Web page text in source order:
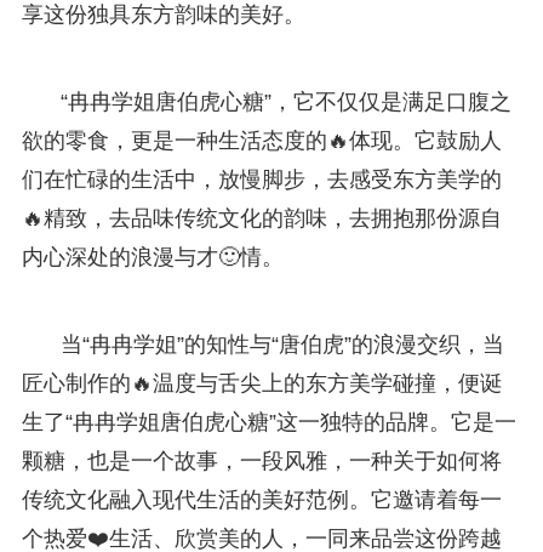
享这份独具东方韵味的美好。
“冉冉学姐唐伯虎心糖”，它不仅仅是满足口腹之
欲的零食，更是一种生活态度的🔥体现。它鼓励人
们在忙碌的生活中，放慢脚步，去感受东方美学的
🔥精致，去品味传统文化的韵味，去拥抱那份源自
内心深处的浪漫与才🙂情。
当“冉冉学姐”的知性与“唐伯虎”的浪漫交织，当
匠心制作的🔥温度与舌尖上的东方美学碰撞，便诞
生了“冉冉学姐唐伯虎心糖”这一独特的品牌。它是一
颗糖，也是一个故事，一段风雅，一种关于如何将
传统文化融入现代生活的美好范例。它邀请着每一
个热爱❤️生活、欣赏美的人，一同来品尝这份跨越